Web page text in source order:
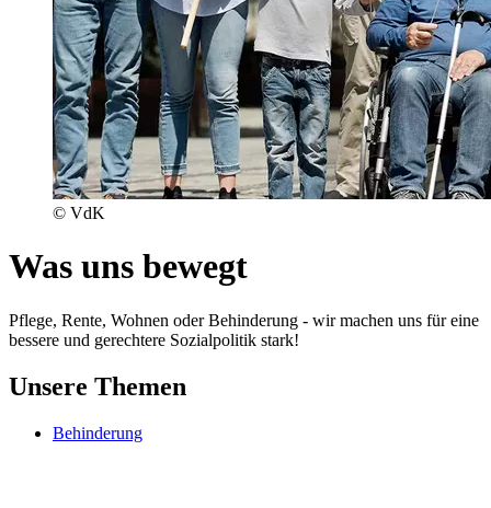
© VdK
Was uns bewegt
Pflege, Rente, Wohnen oder Behinderung - wir machen uns für eine
bessere und gerechtere Sozialpolitik stark!
Unsere Themen
Behinderung